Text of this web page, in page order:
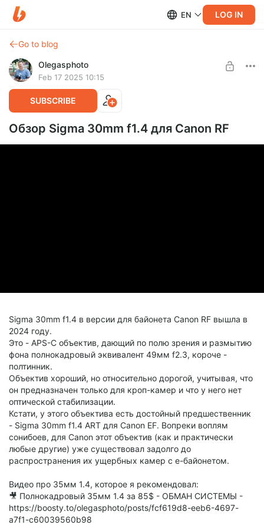
EN LOG IN
Go to blog
Olegasphoto
Feb 17 2025 10:15
SUBSCRIBE
Обзор Sigma 30mm f1.4 для Canon RF
Sigma 30mm f1.4 в версии для байонета Canon RF вышла в
2024 году.
Это - APS-C объектив, дающий по полю зрения и размытию
фона полнокадровый эквивалент 49мм f2.3, короче -
полтинник.
Объектив хороший, но относительно дорогой, учитывая, что
он предназначен только для кроп-камер и что у него нет
оптической стабилизации.
Кстати, у этого объектива есть достойный предшественник
- Sigma 30mm f1.4 ART для Canon EF. Вопреки воплям
сонибоев, для Canon этот объектив (как и практически
любые другие) уже существовал задолго до
распространения их ущербных камер с е-байонетом.
Видео про 35мм 1.4, которое я рекомендовал:
🎥 Полнокадровый 35мм 1.4 за 85$ - ОБМАН СИСТЕМЫ -
https://boosty.to/olegasphoto/posts/fcf619d8-eeb6-4697-
a7f1-c60039560b98